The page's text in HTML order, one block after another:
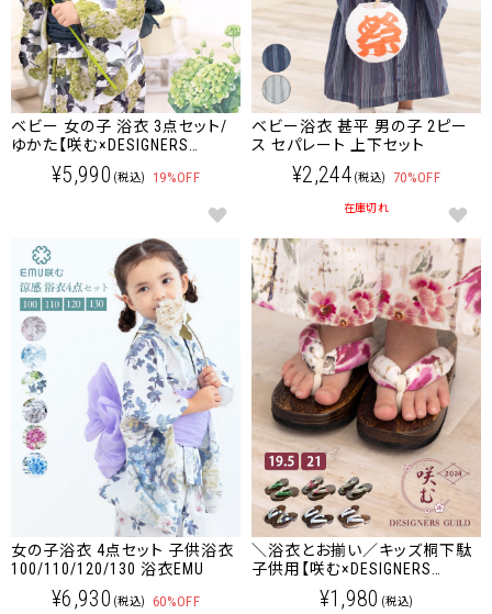
ベビー 女の子 浴衣 3点セット/
ゆかた【咲む×DESIGNERS
GUILD】EMU浴衣
¥5,990 (税込) 19%OFF
ベビー浴衣 甚平 男の子 2ピー
ス セパレート 上下セット
¥2,244 (税込) 70%OFF
在庫切れ
女の子浴衣 4点セット 子供浴衣
100/110/120/130 浴衣EMU
¥6,930 (税込) 60%OFF
＼浴衣とお揃い／キッズ桐下駄
子供用【咲む×DESIGNERS
¥1,980 (税込)